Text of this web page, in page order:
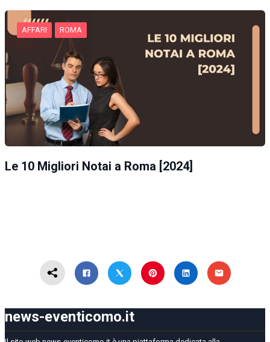
AFFARI ROMA
Le 10 Migliori Notai a Roma [2024]
news-eventicomo.it